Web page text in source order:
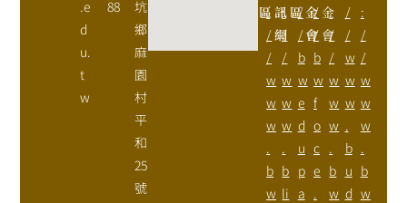
.e
d
u.
t
w
88
坑
鄉
麻
園
村
平
和
25
號
區
:
/
/
w
w
w
.
b
w
訊
網
:
/
/
w
w
w
.
b
li
區
/
/
b
w
e
d
u
p
a
金
會
/
/
b
w
f
o
c
e
.
金
會
:
/
/
w
w
w
.
b
w
/
/
w
w
w
.
b
u
d
:
/
/
w
w
w
.
b
w